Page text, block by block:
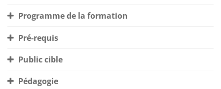
Programme de la formation
Pré-requis
Public cible
Pédagogie